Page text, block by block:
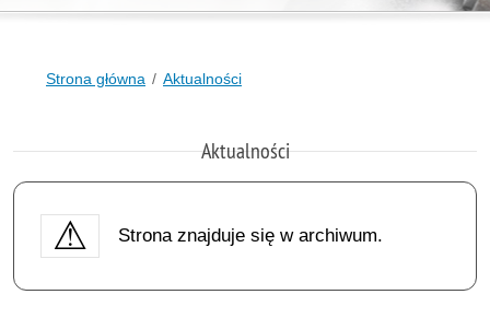
Strona główna Aktualności
Aktualności
Strona znajduje się w archiwum.